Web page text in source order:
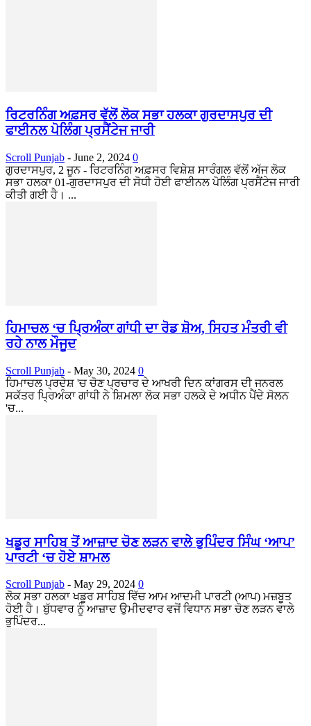
ਰਿਟਰਨਿੰਗ ਅਫ਼ਸਰ ਵੱਲੋਂ ਲੋਕ ਸਭਾ ਹਲਕਾ ਗੁਰਦਾਸਪੁਰ ਦੀ
ਫਾਈਨਲ ਪੋਲਿੰਗ ਪ੍ਰਸੈਂਟੇਜ ਜਾਰੀ
Scroll Punjab - June 2, 2024 0
ਗੁਰਦਾਸਪੁਰ, 2 ਜੂਨ - ਰਿਟਰਨਿੰਗ ਅਫ਼ਸਰ ਵਿਸ਼ੇਸ਼ ਸਾਰੰਗਲ ਵੱਲੋਂ ਅੱਜ ਲੋਕ
ਸਭਾ ਹਲਕਾ 01-ਗੁਰਦਾਸਪੁਰ ਦੀ ਸੋਧੀ ਹੋਈ ਫਾਈਨਲ ਪੋਲਿੰਗ ਪ੍ਰਸੈਂਟੇਜ ਜਾਰੀ
ਕੀਤੀ ਗਈ ਹੈ। ...
ਹਿਮਾਚਲ ‘ਚ ਪ੍ਰਿਅੰਕਾ ਗਾਂਧੀ ਦਾ ਰੋਡ ਸ਼ੋਅ, ਸਿਹਤ ਮੰਤਰੀ ਵੀ
ਰਹੇ ਨਾਲ ਮੌਜੂਦ
Scroll Punjab - May 30, 2024 0
ਹਿਮਾਚਲ ਪ੍ਰਦੇਸ਼ 'ਚ ਚੋਣ ਪ੍ਰਚਾਰ ਦੇ ਆਖਰੀ ਦਿਨ ਕਾਂਗਰਸ ਦੀ ਜਨਰਲ
ਸਕੱਤਰ ਪ੍ਰਿਅੰਕਾ ਗਾਂਧੀ ਨੇ ਸ਼ਿਮਲਾ ਲੋਕ ਸਭਾ ਹਲਕੇ ਦੇ ਅਧੀਨ ਪੈਂਦੇ ਸੋਲਨ
'ਚ...
ਖਡੂਰ ਸਾਹਿਬ ਤੋਂ ਆਜ਼ਾਦ ਚੋਣ ਲੜਨ ਵਾਲੇ ਭੁਪਿੰਦਰ ਸਿੰਘ ‘ਆਪ’
ਪਾਰਟੀ ‘ਚ ਹੋਏ ਸ਼ਾਮਲ
Scroll Punjab - May 29, 2024 0
ਲੋਕ ਸਭਾ ਹਲਕਾ ਖਡੂਰ ਸਾਹਿਬ ਵਿੱਚ ਆਮ ਆਦਮੀ ਪਾਰਟੀ (ਆਪ) ਮਜ਼ਬੂਤ
ਹੋਈ ਹੈ। ਬੁੱਧਵਾਰ ਨੂੰ ਆਜ਼ਾਦ ਉਮੀਦਵਾਰ ਵਜੋਂ ਵਿਧਾਨ ਸਭਾ ਚੋਣ ਲੜਨ ਵਾਲੇ
ਭੁਪਿੰਦਰ...